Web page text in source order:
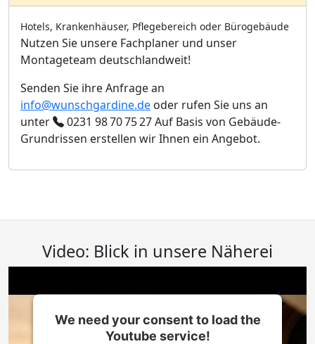
Hotels, Krankenhäuser, Pflegebereich oder Bürogebäude
Nutzen Sie unsere Fachplaner und unser
Montageteam deutschlandweit!
Senden Sie ihre Anfrage an
info@wunschgardine.de oder rufen Sie uns an
unter
0231 98 70 75 27Auf Basis von Gebäude-
Grundrissen erstellen wir Ihnen ein Angebot.
Video: Blick in unsere Näherei
We need your consent to load the
Youtube service!